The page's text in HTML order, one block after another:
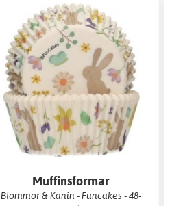
Muffinsformar
Blommor & Kanin - Funcakes - 48-